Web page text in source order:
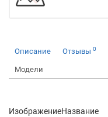
Описание Отзывы 0
Модели
ИзображениеНазвание